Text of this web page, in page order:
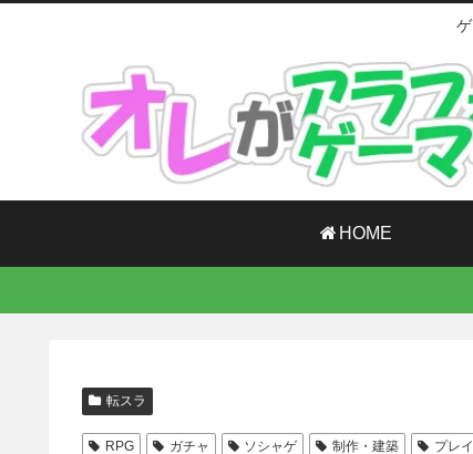
HOME
転スラ
RPG ガチャ ソシャゲ 制作・建築 プレ